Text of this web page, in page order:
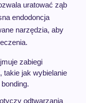
uratować ząb
endodoncja
narzędzia, aby
zabiegi
takie jak wybielanie
odtwarzania